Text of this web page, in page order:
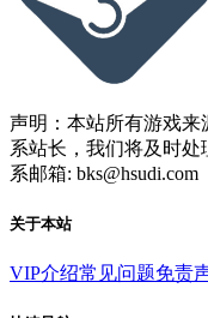
声明：本站所有游戏
系站长，我们将及时
系邮箱: bks@hsudi.com
关于本站
VIP介绍常见问题免责